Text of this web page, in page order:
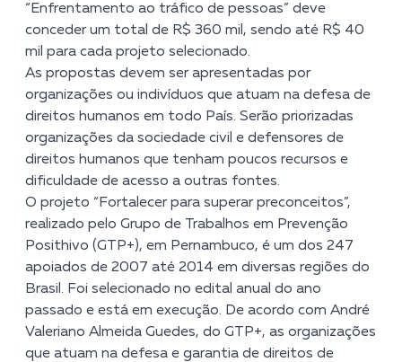
“Enfrentamento ao tráfico de pessoas” deve
conceder um total de R$ 360 mil, sendo até R$ 40
mil para cada projeto selecionado.
As propostas devem ser apresentadas por
organizações ou indivíduos que atuam na defesa de
direitos humanos em todo País. Serão priorizadas
organizações da sociedade civil e defensores de
direitos humanos que tenham poucos recursos e
dificuldade de acesso a outras fontes.
O projeto “Fortalecer para superar preconceitos”,
realizado pelo Grupo de Trabalhos em Prevenção
Posithivo (GTP+), em Pernambuco, é um dos 247
apoiados de 2007 até 2014 em diversas regiões do
Brasil. Foi selecionado no edital anual do ano
passado e está em execução. De acordo com André
Valeriano Almeida Guedes, do GTP+, as organizações
que atuam na defesa e garantia de direitos de